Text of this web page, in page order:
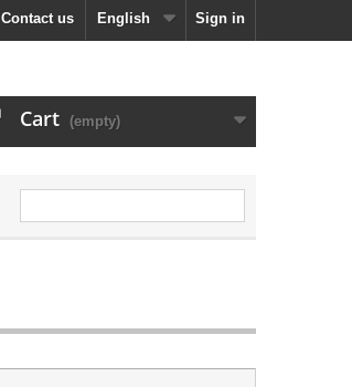
Sign in
English
Contact us
Cart (empty)